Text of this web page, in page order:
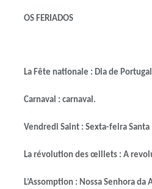
OS FERIADOS
La Fête nationale : Dia de Portugal,
Carnaval : carnaval.
Vendredi Saint : Sexta-feira Santa
La révolution des œillets : A
L’Assomption : Nossa Senhora da